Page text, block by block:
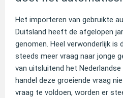
Het importeren van gebruikte
Duitsland heeft de afgelopen
genomen. Heel verwonderlijk is
steeds meer vraag naar jonge
van uitsluitend het
handel deze groeiende vraag
vraag te voldoen, worden er